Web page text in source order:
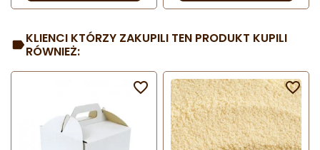
KLIENCI KTÓRZY ZAKUPILI TEN PRODUKT KUPILI
RÓWNIEŻ:
 